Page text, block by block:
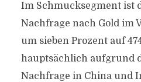
Im Schmucksegment ist
Nachfrage nach Gold im
um sieben Prozent auf
hauptsächlich aufgrund
Nachfrage in China und